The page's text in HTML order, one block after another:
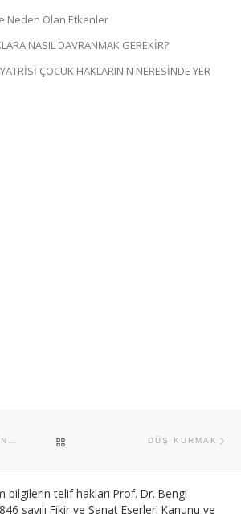
Neden Olan Etkenler
NASIL DAVRANMAK GEREKİR?
ÇOCUK HAKLARININ NERESİNDE YER
KADIN VE ERKEĞİN GEZEGENİ AYRI MI? BACK TO POST LISTDÜŞ KURMAK
bilgilerin telif hakları Prof. Dr. Bengi
sayılı Fikir ve Sanat Eserleri Kanunu ve